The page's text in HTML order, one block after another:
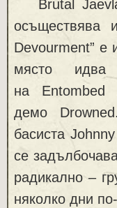
Brutal
осъществява
Devourment” е
място идва
на Entombed
демо
басиста
се
радикално –
няколко дни